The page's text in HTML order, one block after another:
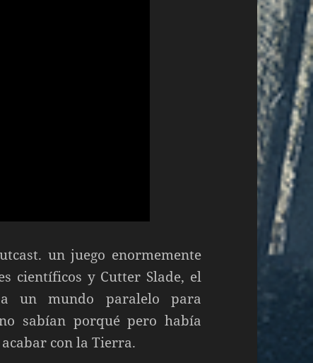
un juego enormemente
científicos y Cutter Slade, el
a un mundo paralelo para
sabían porqué pero había
con la Tierra.